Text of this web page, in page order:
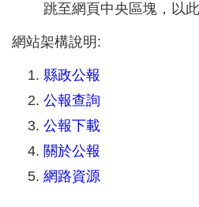
跳至網頁中央區塊，以此
網站架構說明:
縣政公報
公報查詢
公報下載
關於公報
網路資源